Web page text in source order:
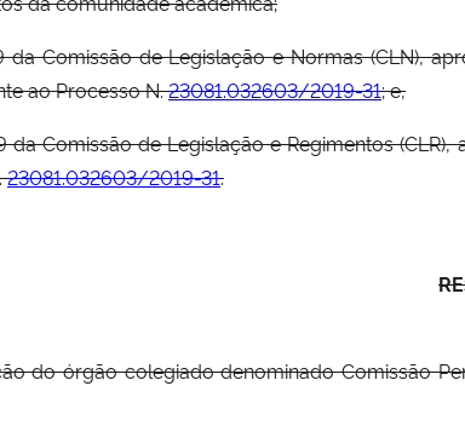
da Comissão de Legislação e Normas (CLN),
ao Processo N.23081.032603/2019-31; e,
Comissão de Legislação e Regimentos
23081.032603/2019-31.
do órgão colegiado denominado Comissão